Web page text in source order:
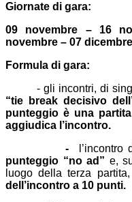
Giornate di gara:
09 novembre – 16
novembre – 07
Formula di gara:
- gli incontri, di
“tie break decisivo
punteggio è una
aggiudica l’incontro.
-
punteggio “no ad” e,
luogo della terza partita,
dell’incontro a 10 punti.